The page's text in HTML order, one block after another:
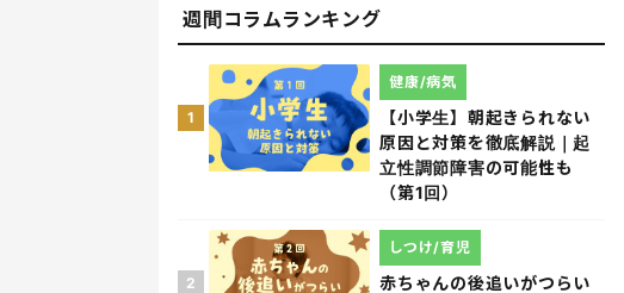
週間コラムランキング
1
【小学生】朝起きられない
原因と対策を徹底解説｜起
立性調節障害の可能性も
（第1回）
健康/病気
2
赤ちゃんの後追いがつらい
しつけ/育児